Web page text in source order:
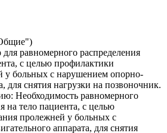
равномерного распределения
с целью профилактики
у больных с нарушением опорно-
для снятия нагрузки на позвоночник.
Необходимость равномерного
на тело пациента, с целью
пролежней у больных с
аппарата, для снятия